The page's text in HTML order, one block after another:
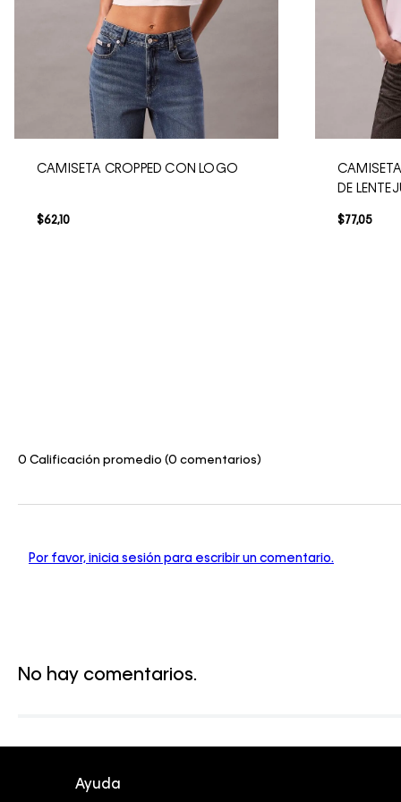
CAMISETA CROPPED CON LOGO
$62,10
DE
$77,05
0 Calificación promedio (0 comentarios)
Por favor, inicia sesión para escribir un comentario.
No hay comentarios.
Ayuda